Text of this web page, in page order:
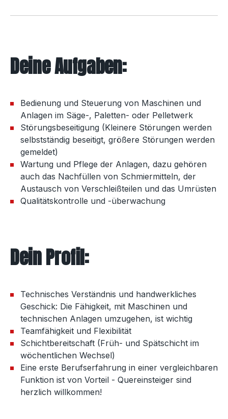
Deine Aufgaben:
Bedienung und Steuerung von Maschinen und
Anlagen im Säge-, Paletten- oder Pelletwerk
Störungsbeseitigung (Kleinere Störungen werden
selbstständig beseitigt, größere Störungen werden
gemeldet)
Wartung und Pflege der Anlagen, dazu gehören
auch das Nachfüllen von Schmiermitteln, der
Austausch von Verschleißteilen und das Umrüsten
Qualitätskontrolle und -überwachung
Dein Profil:
Technisches Verständnis und handwerkliches
Geschick: Die Fähigkeit, mit Maschinen und
technischen Anlagen umzugehen, ist wichtig
Teamfähigkeit und Flexibilität
Schichtbereitschaft (Früh- und Spätschicht im
wöchentlichen Wechsel)
Eine erste Berufserfahrung in einer vergleichbaren
Funktion ist von Vorteil - Quereinsteiger sind
herzlich willkommen!